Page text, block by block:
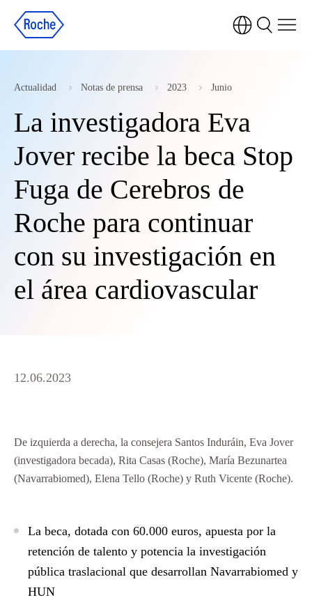
Actualidad Notas de prensa 2023 Junio
La investigadora Eva
Jover recibe la beca Stop
Fuga de Cerebros de
Roche para continuar
con su investigación en
el área cardiovascular
12.06.2023
De izquierda a derecha, la consejera Santos Induráin, Eva Jover
(investigadora becada), Rita Casas (Roche), María Bezunartea
(Navarrabiomed), Elena Tello (Roche) y Ruth Vicente (Roche).
La beca, dotada con 60.000 euros, apuesta por la
retención de talento y potencia la investigación
pública traslacional que desarrollan Navarrabiomed y
HUN